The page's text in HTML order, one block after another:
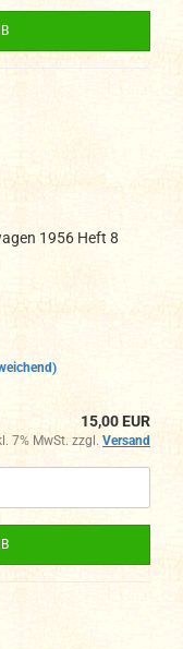
1956 Heft 8
15,00 EUR
7% MwSt. zzgl. Versand